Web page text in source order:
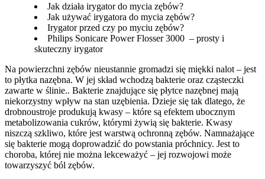
Jak działa irygator do mycia zębów?
Jak używać irygatora do mycia zębów?
Irygator przed czy po myciu zębów?
Philips Sonicare Power Flosser 3000 – prosty i
skuteczny irygator
Na powierzchni zębów nieustannie gromadzi się miękki nalot – jest
to płytka nazębna. W jej skład wchodzą bakterie oraz cząsteczki
zawarte w ślinie.. Bakterie znajdujące się płytce nazębnej mają
niekorzystny wpływ na stan uzębienia. Dzieje się tak dlatego, że
drobnoustroje produkują kwasy – które są efektem ubocznym
metabolizowania cukrów, którymi żywią się bakterie. Kwasy
niszczą szkliwo, które jest warstwą ochronną zębów. Namnażające
się bakterie mogą doprowadzić do powstania próchnicy. Jest to
choroba, której nie można lekceważyć – jej rozwojowi może
towarzyszyć ból zębów.